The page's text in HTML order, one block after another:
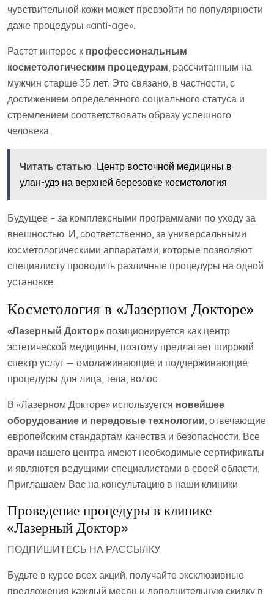
чувствительной кожи может превзойти по популярности
даже процедуры «anti-age».
Растет интерес к профессиональным
косметологическим процедурам , рассчитанным на
мужчин старше 35 лет. Это связано, в частности, с
достижением определенного социального статуса и
стремлением соответствовать образу успешного
человека.
Читать статью Центр восточной медицины в
улан-удэ на верхней березовке косметология
Будущее – за комплексными программами по уходу за
внешностью. И, соответственно, за универсальными
косметологическими аппаратами, которые позволяют
специалисту проводить различные процедуры на одной
установке.
Косметология в «Лазерном Докторе»
«Лазерный Доктор» позиционируется как центр
эстетической медицины, поэтому предлагает широкий
спектр услуг — омолаживающие и поддерживающие
процедуры для лица, тела, волос.
В «Лазерном Докторе» используется новейшее
оборудование и передовые технологии , отвечающие
европейским стандартам качества и безопасности. Все
врачи нашего центра имеют необходимые сертификаты
и являются ведущими специалистами в своей области.
Приглашаем Вас на консультацию в наши клиники!
Проведение процедуры в клинике
«Лазерный Доктор»
ПОДПИШИТЕСЬ НА РАССЫЛКУ
Будьте в курсе всех акций, получайте эксклюзивные
предложения каждый месяц и дополнительную скидку в